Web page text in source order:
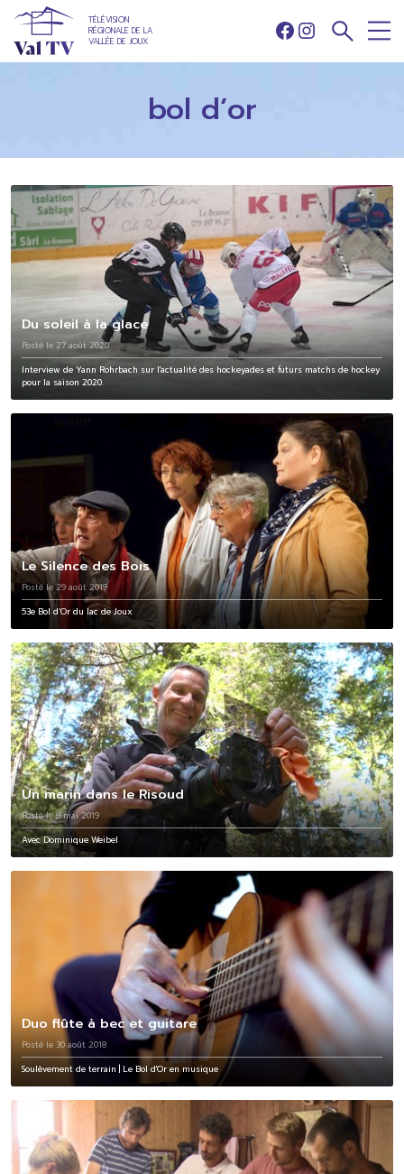
TÉLÉVISION
RÉGIONALE DE LA
VALLÉE DE JOUX
Facebook
Instagram
bol d’or
Du soleil à la glace
Posté le 27 août 2020
Interview de Yann Rohrbach sur l'actualité des hockeyades et futurs matchs de hockey
pour la saison 2020.
Le Silence des Bois
Posté le 29 août 2019
53e Bol d’Or du lac de Joux
Un marin dans le Risoud
Posté le 9 mai 2019
Avec Dominique Weibel
Duo flûte à bec et guitare
Posté le 30 août 2018
Soulèvement de terrain | Le Bol d'Or en musique